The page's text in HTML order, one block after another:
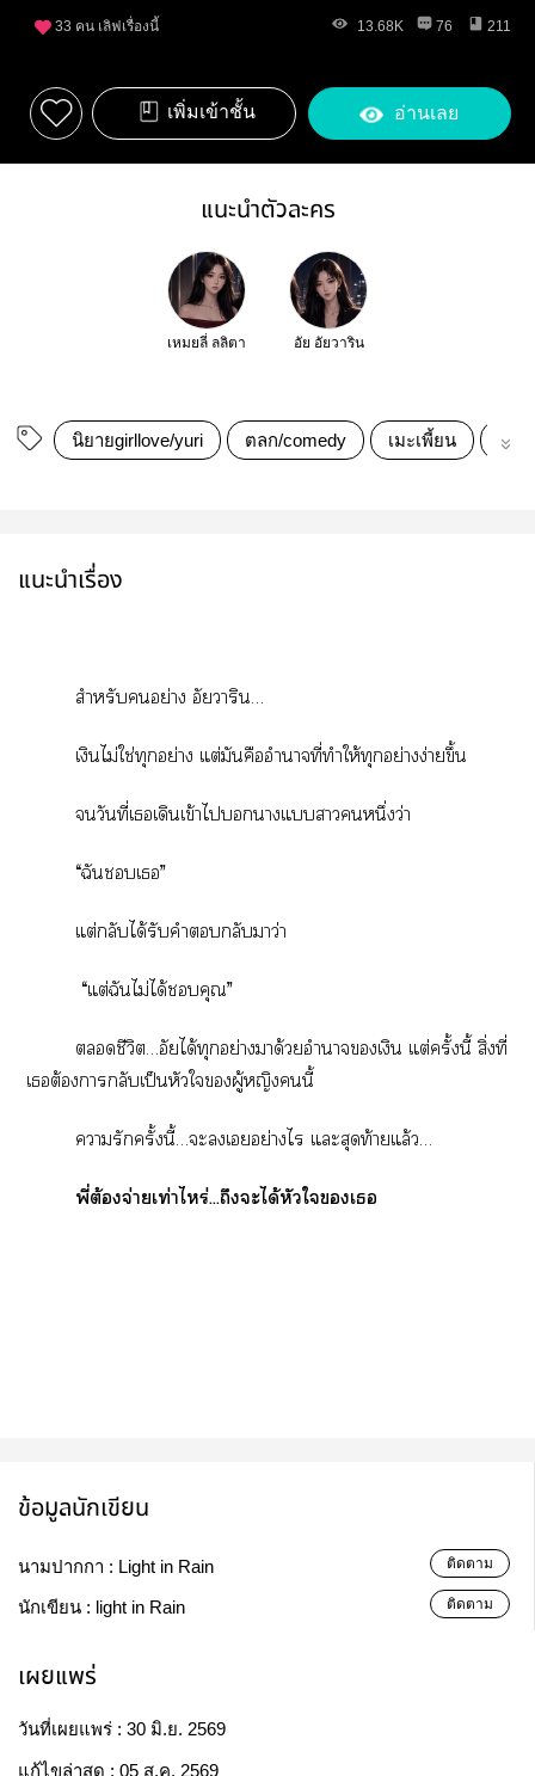
33 คน เลิฟเรื่องนี้ 13.68K 76 211
เพิ่มเข้าชั้น อ่านเลย
แนะนำตัวละคร
เหมยลี่ ลลิตา อัย อัยวาริน
นิยายgirllove/yuri ตลก/comedy เมะเพี้ยน เคะ
แนะนำเรื่อง
สำหรับอย่าง อัาริน…
เงินไม่ใช่ทุกอย่าง แต่มันคืออำนาจที่ทำให้ทุกอย่างง่ายขึ้น
วันที่เเดินเข้าไาแาหนึ่งว่า
“ฉันเ”
แต่กลับได้รับคำกลับาว่า
“แต่ฉันไม่ได้คุณ”
ชีวิต…อัยได้ทุกอย่างมาด้วยอำาจเงิน แต่ครั้งนี้ สิ่งที่
เต้องาลับเป็นหัวใผู้หญิงนี้
ารักครั้งนี้…ะเอย่างไร แะสุดท้ายแล้ว…
พี่ต้องจ่ายเท่าไหร่…ถึงะได้หัวใเ
ข้อมูลนักเขียน
นามปากกา : Light in Rain ติดตาม
นักเขียน : light in Rain ติดตาม
เผยแพร่
วันที่เผยแพร่ : 30 มิ.ย. 2569
แก้ไขล่าสุด : 05 ส.ค. 2569